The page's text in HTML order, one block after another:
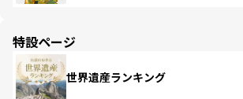
特設ページ
世界遺産ランキング